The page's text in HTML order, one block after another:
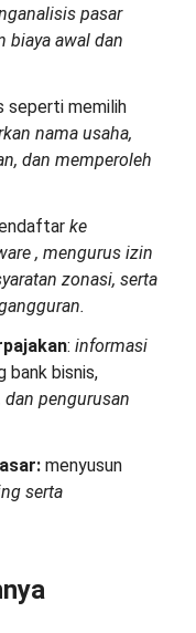
pasar
biaya awal dan
seperti memilih
nama usaha,
dan memperoleh
ke
, mengurus izin
zonasi, serta
: informasi
bank bisnis,
pengurusan
menyusun
serta